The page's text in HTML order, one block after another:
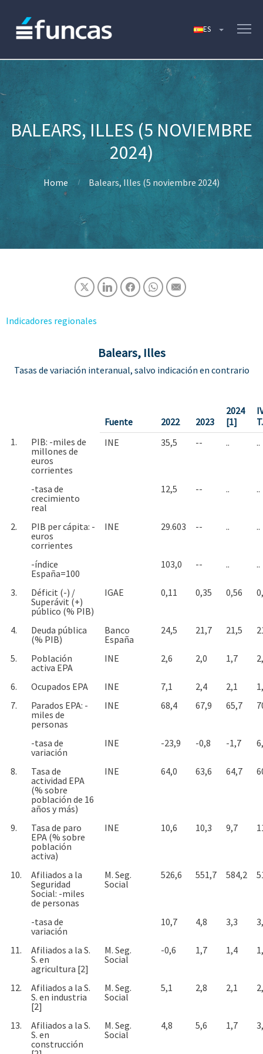
BALEARS, ILLES (5 NOVIEMBRE
2024)
Home Balears, Illes (5 noviembre 2024)
Indicadores regionales
Balears, Illes
Tasas de variación interanual, salvo indicación en contrario
Fuente 2022 2023
2024
[1]
1.
PIB: -miles de
millones de
euros
corrientes
INE 35,5 -- .. ..
-tasa de
crecimiento
real
12,5 -- .. ..
2.
PIB per cápita: -
euros
corrientes
INE 29.603 -- .. ..
-índice
España=100
103,0 -- .. ..
3.
Déficit (-) /
Superávit (+)
público (% PIB)
IGAE 0,11 0,35 0,56
4.
Deuda pública
(% PIB)
Banco
España
24,5 21,7 21,5
5.
Población
activa EPA
INE 2,6 2,0 1,7
6. Ocupados EPA INE 7,1 2,4 2,1
7.
Parados EPA: -
miles de
personas
INE 68,4 67,9 65,7
-tasa de
variación
INE -23,9 -0,8 -1,7
8.
Tasa de
actividad EPA
(% sobre
población de 16
años y más)
INE 64,0 63,6 64,7
9.
Tasa de paro
EPA (% sobre
población
activa)
INE 10,6 10,3 9,7
10.
Afiliados a la
Seguridad
Social: -miles
de personas
M. Seg.
Social
526,6 551,7 584,2
-tasa de
variación
10,7 4,8 3,3
11.
Afiliados a la S.
S. en
agricultura [2]
M. Seg.
Social
-0,6 1,7 1,4
12.
Afiliados a la S.
S. en industria
[2]
M. Seg.
Social
5,1 2,8 2,1
13.
Afiliados a la S.
S. en
construcción
M. Seg.
Social
4,8 5,6 1,7